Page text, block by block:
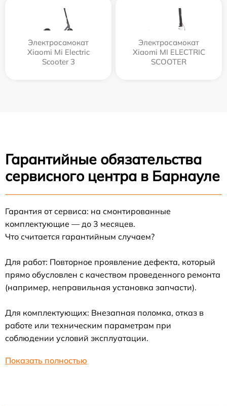
Электросамокат
Xiaomi Mi Electric
Scooter 3
Электросамокат
Xiaomi MI ELECTRIC
SCOOTER
Гарантийные обязательства
сервисного центра в Барнауле
Гарантия от сервиса: на смонтированные
комплектующие — до 3 месяцев.
Что считается гарантийным случаем?
Для работ: Повторное проявление дефекта, который
прямо обусловлен с качеством проведенного ремонта
(например, неправильная установка запчасти).
Для комплектующих: Внезапная поломка, отказ в
работе или техническим параметрам при
соблюдении условий эксплуатации.
Показать полностью